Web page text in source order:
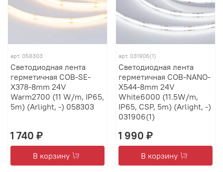
арт. 058303
Светодиодная лента
герметичная COB-SE-
X378-8mm 24V
Warm2700 (11 W/m, IP65,
5m) (Arlight, -) 058303
1 740 ₽
В корзину
арт. 031906(1)
Светодиодная лента
герметичная COB-NANO-
X544-8mm 24V
White6000 (11.5W/m,
IP65, CSP, 5m) (Arlight, -)
031906(1)
1 990 ₽
В корзину